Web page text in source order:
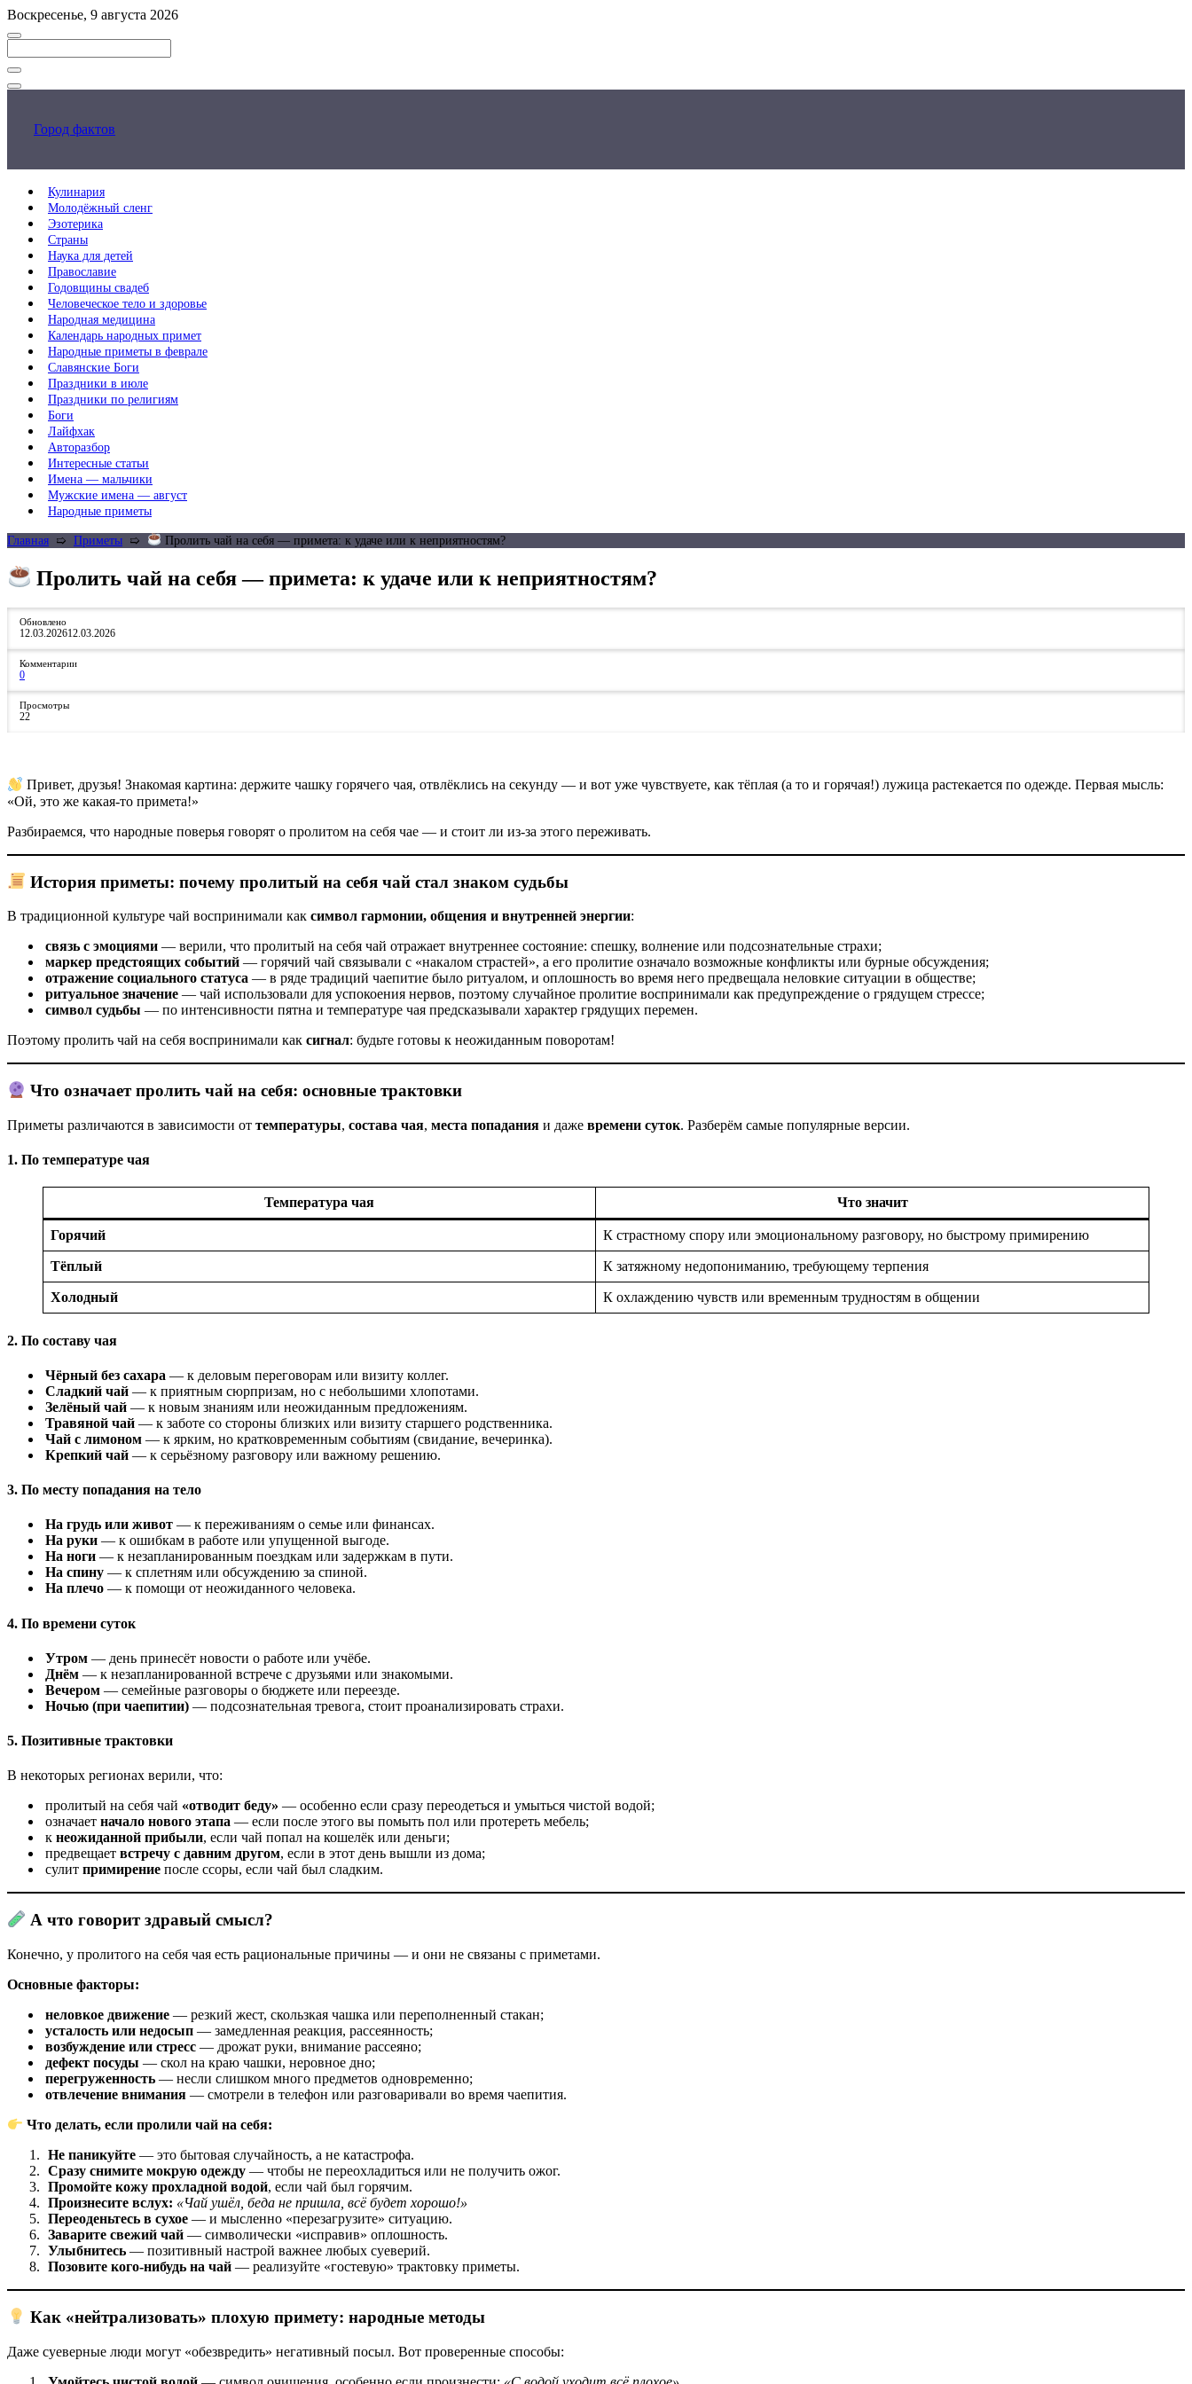
Перейти
к
контенту
Воскресенье, 9 августа 2026
Закрыть
Город фактов
Кулинария
Молодёжный сленг
Эзотерика
Страны
Наука для детей
Православие
Годовщины свадеб
Человеческое тело и здоровье
Народная медицина
Календарь народных примет
Народные приметы в феврале
Славянские Боги
Праздники в июле
Праздники по религиям
Боги
Лайфхак
Авторазбор
Интересные статьи
Имена — мальчики
Мужские имена — август
Народные приметы
Главная ➯ Приметы ➯ Пролить чай на себя — примета: к удаче или к неприятностям?
Пролить чай на себя — примета: к удаче или к неприятностям?
Обновлено
12.03.202612.03.2026
Комментарии
0
Просмотры
22
Привет, друзья! Знакомая картина: держите чашку горячего чая, отвлёклись на секунду — и вот уже чувствуете, как тёплая (а то и горячая!) лужица растекается по одежде. Первая мысль:
«Ой, это же какая‑то примета!»
Разбираемся, что народные поверья говорят о пролитом на себя чае — и стоит ли из‑за этого переживать.
История приметы: почему пролитый на себя чай стал знаком судьбы
В традиционной культуре чай воспринимали как символ гармонии, общения и внутренней энергии:
связь с эмоциями — верили, что пролитый на себя чай отражает внутреннее состояние: спешку, волнение или подсознательные страхи;
маркер предстоящих событий — горячий чай связывали с «накалом страстей», а его пролитие означало возможные конфликты или бурные обсуждения;
отражение социального статуса — в ряде традиций чаепитие было ритуалом, и оплошность во время него предвещала неловкие ситуации в обществе;
ритуальное значение — чай использовали для успокоения нервов, поэтому случайное пролитие воспринимали как предупреждение о грядущем стрессе;
символ судьбы — по интенсивности пятна и температуре чая предсказывали характер грядущих перемен.
Поэтому пролить чай на себя воспринимали как сигнал: будьте готовы к неожиданным поворотам!
Что означает пролить чай на себя: основные трактовки
Приметы различаются в зависимости от температуры, состава чая, места попадания и даже времени суток. Разберём самые популярные версии.
1. По температуре чая
Температура чая Что значит
Горячий К страстному спору или эмоциональному разговору, но быстрому примирению
Тёплый К затяжному недопониманию, требующему терпения
Холодный К охлаждению чувств или временным трудностям в общении
2. По составу чая
Чёрный без сахара — к деловым переговорам или визиту коллег.
Сладкий чай — к приятным сюрпризам, но с небольшими хлопотами.
Зелёный чай — к новым знаниям или неожиданным предложениям.
Травяной чай — к заботе со стороны близких или визиту старшего родственника.
Чай с лимоном — к ярким, но кратковременным событиям (свидание, вечеринка).
Крепкий чай — к серьёзному разговору или важному решению.
3. По месту попадания на тело
На грудь или живот — к переживаниям о семье или финансах.
На руки — к ошибкам в работе или упущенной выгоде.
На ноги — к незапланированным поездкам или задержкам в пути.
На спину — к сплетням или обсуждению за спиной.
На плечо — к помощи от неожиданного человека.
4. По времени суток
Утром — день принесёт новости о работе или учёбе.
Днём — к незапланированной встрече с друзьями или знакомыми.
Вечером — семейные разговоры о бюджете или переезде.
Ночью (при чаепитии) — подсознательная тревога, стоит проанализировать страхи.
5. Позитивные трактовки
В некоторых регионах верили, что:
пролитый на себя чай «отводит беду» — особенно если сразу переодеться и умыться чистой водой;
означает начало нового этапа — если после этого вы помыть пол или протереть мебель;
к неожиданной прибыли, если чай попал на кошелёк или деньги;
предвещает встречу с давним другом, если в этот день вышли из дома;
сулит примирение после ссоры, если чай был сладким.
А что говорит здравый смысл?
Конечно, у пролитого на себя чая есть рациональные причины — и они не связаны с приметами.
Основные факторы:
неловкое движение — резкий жест, скользкая чашка или переполненный стакан;
усталость или недосып — замедленная реакция, рассеянность;
возбуждение или стресс — дрожат руки, внимание рассеяно;
дефект посуды — скол на краю чашки, неровное дно;
перегруженность — несли слишком много предметов одновременно;
отвлечение внимания — смотрели в телефон или разговаривали во время чаепития.
Что делать, если пролили чай на себя:
Не паникуйте — это бытовая случайность, а не катастрофа.
Сразу снимите мокрую одежду — чтобы не переохладиться или не получить ожог.
Промойте кожу прохладной водой, если чай был горячим.
Произнесите вслух: «Чай ушёл, беда не пришла, всё будет хорошо!»
Переоденьтесь в сухое — и мысленно «перезагрузите» ситуацию.
Заварите свежий чай — символически «исправив» оплошность.
Улыбнитесь — позитивный настрой важнее любых суеверий.
Позовите кого‑нибудь на чай — реализуйте «гостевую» трактовку приметы.
Как «нейтрализовать» плохую примету: народные методы
Даже суеверные люди могут «обезвредить» негативный посыл. Вот проверенные способы: